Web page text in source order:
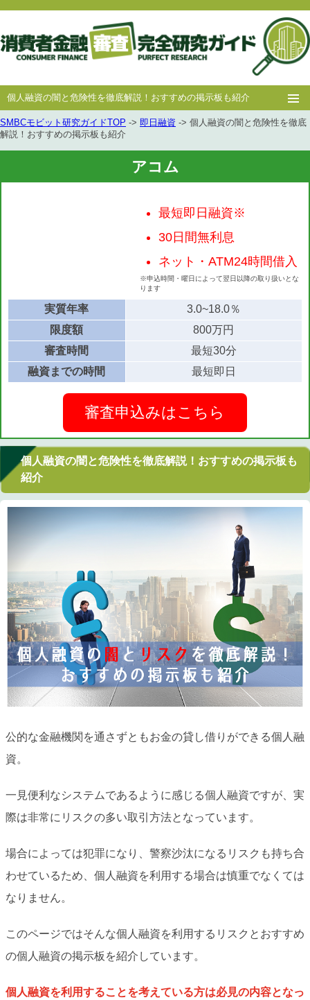
個人融資の闇と危険性を徹底解説！おすすめの掲示板も紹介
ホー
ム
消費者
金融
中小消費者
金融
キャッシング
審査
キャッシング
豆知識
SMBCモビット研究ガイドTOP -> 即日融資 -> 個人融資の闇と危険性を徹底
解説！おすすめの掲示板も紹介
アコム
最短即日融資※
30日間無利息
ネット・ATM24時間借入
※申込時間・曜日によって翌日以降の取り扱いとな
ります
実質年率
3.0~18.0％
限度額
800万円
審査時間
最短30分
融資までの時間
最短即日
審査申込みはこちら
個人融資の闇と危険性を徹底解説！おすすめの掲示板も
紹介
公的な金融機関を通さずともお金の貸し借りができる個人融
資。
一見便利なシステムであるように感じる個人融資ですが、実
際は非常にリスクの多い取引方法となっています。
場合によっては犯罪になり、警察沙汰になるリスクも持ち合
わせているため、個人融資を利用する場合は慎重でなくては
なりません。
このページではそんな個人融資を利用するリスクとおすすめ
の個人融資の掲示板を紹介しています。
個人融資を利用することを考えている方は必見の内容となっ